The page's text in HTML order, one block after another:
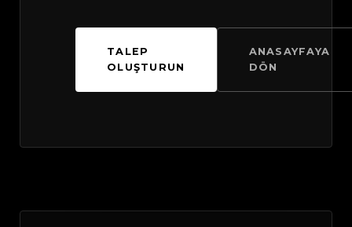
TALEP
OLUŞTURUN
ANASAYFAYA
DÖN